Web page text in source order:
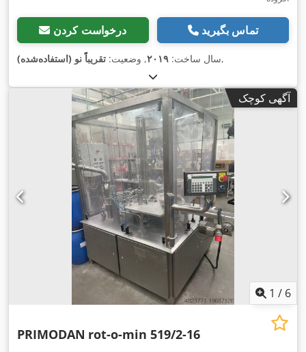
درخواست کردن تماس بگیرید
سال ساخت: ۲۰۱۹, وضعیت: تقریباً نو (استفاده‌شده) ,
آگهی کوچک
1 / 6
PRIMODAN rot-o-min 519/2-16